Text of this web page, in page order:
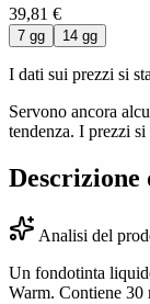
39,81 €
7 gg 14 gg
I dati sui prezzi si
Servono ancora
tendenza. I prezzi
Descrizione
Analisi del
Un fondotinta
Warm. Contiene 30